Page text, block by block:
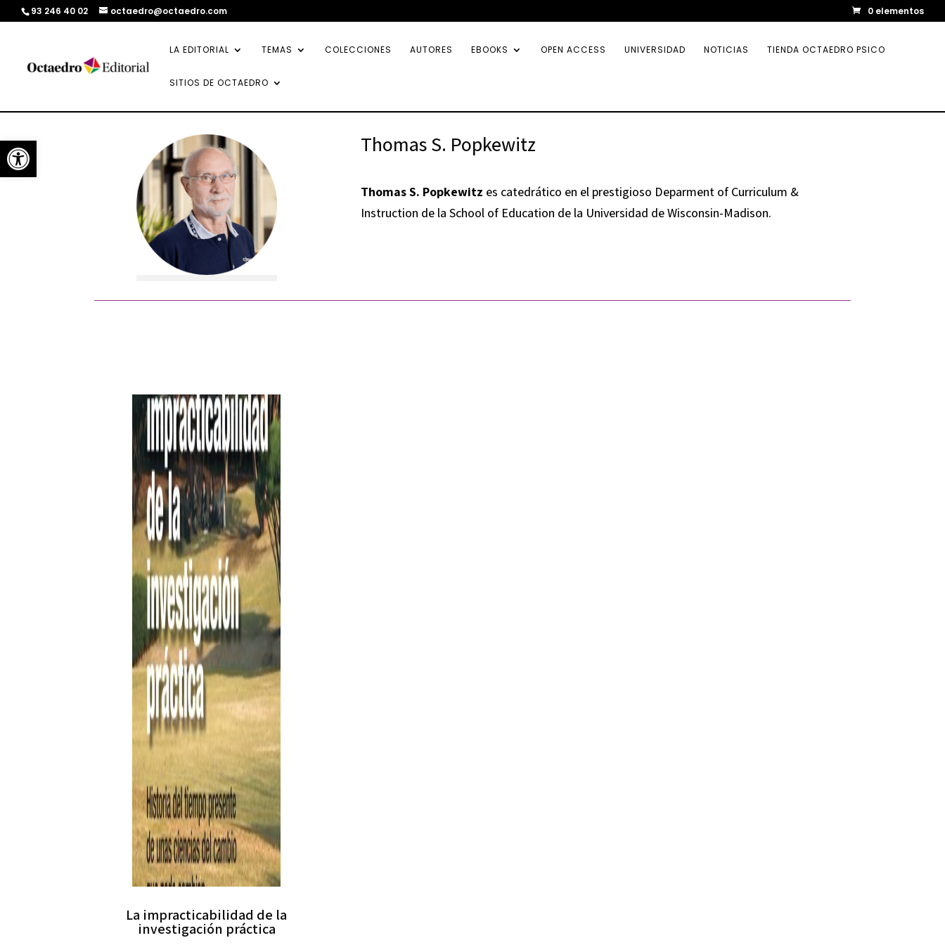
Abrir barra de herramientas
93 246 40 02 octaedro@octaedro.com 0 elementos
LA EDITORIAL TEMAS COLECCIONES AUTORES EBOOKS OPEN ACCESS UNIVERSIDAD NOTICIAS TIENDA OCTAEDRO PSICO
SITIOS DE OCTAEDRO
Thomas S. Popkewitz
Thomas S. Popkewitz es catedrático en el prestigioso Deparment of Curriculum &
Instruction de la School of Education de la Universidad de Wisconsin-Madison.
La impracticabilidad de la
investigación práctica